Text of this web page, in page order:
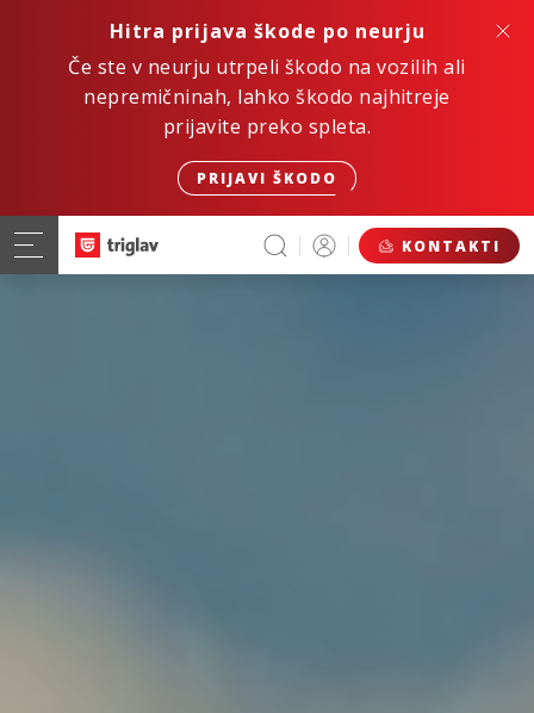
Hitra prijava škode po neurju
Če ste v neurju utrpeli škodo na vozilih ali
nepremičninah, lahko škodo najhitreje
prijavite preko spleta.
PRIJAVI ŠKODO
KONTAKTI